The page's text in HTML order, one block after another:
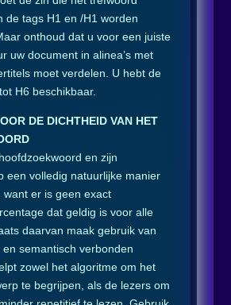
de tags H1 en /H1 worden
onthoud dat u voor een juiste
uw document in alinea’s met
moet verdelen. U hebt de
H6 beschikbaar.
DE DICHTHEID VAN HET
en zijn
een volledig natuurlijke manier
want er is geen exact
dat geldig is voor alle
daarvan maak gebruik van
semantisch verbonden
zowel het algoritme om het
te begrijpen, als de lezers om